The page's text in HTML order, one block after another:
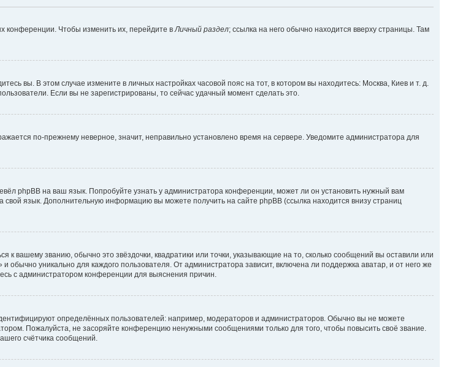
конференции. Чтобы изменить их, перейдите в Личный раздел; ссылка на него обычно находится вверху страницы. Там
вы. В этом случае измените в личных настройках часовой пояс на тот, в котором вы находитесь: Москва, Киев и т. д.
Если вы не зарегистрированы, то сейчас удачный момент сделать это.
по-прежнему неверное, значит, неправильно установлено время на сервере. Уведомите администратора для
phpBB на ваш язык. Попробуйте узнать у администратора конференции, может ли он установить нужный вам
свой язык. Дополнительную информацию вы можете получить на сайте phpBB (ссылка находится внизу страниц
к вашему званию, обычно это звёздочки, квадратики или точки, указывающие на то, сколько сообщений вы оставили или
уникально для каждого пользователя. От администратора зависит, включена ли поддержка аватар, и от него же
с администратором конференции для выяснения причин.
определённых пользователей: например, модераторов и администраторов. Обычно вы не можете
Пожалуйста, не засоряйте конференцию ненужными сообщениями только для того, чтобы повысить своё звание.
счётчика сообщений.